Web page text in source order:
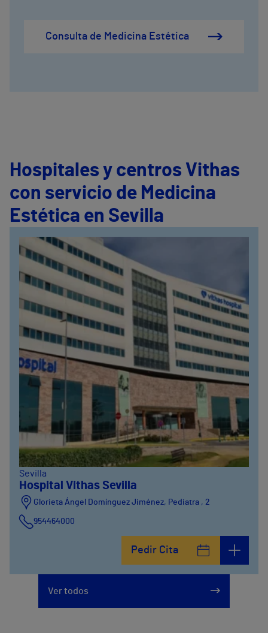
Consulta de Medicina Estética
Hospitales y centros Vithas
con servicio de Medicina
Estética en Sevilla
Sevilla
Hospital Vithas Sevilla
Glorieta Ángel Domínguez Jiménez, Pediatra , 2
954464000
Pedir Cita
Ver todos